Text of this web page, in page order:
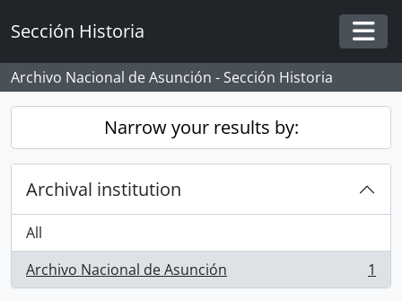
Sección Historia
Archivo Nacional de Asunción - Sección Historia
Narrow your results by:
Archival institution
All
Archivo Nacional de Asunción
, 1 results 1